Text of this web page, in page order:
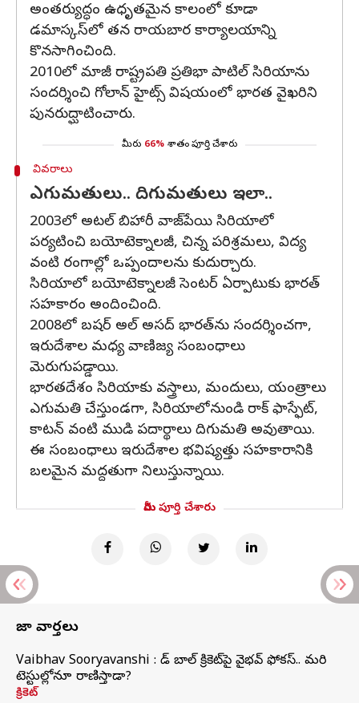
అంతర్యుద్ధం ఉధృతమైన కాలంలో కూడా
డమాస్కస్‌లో తన రాయబార కార్యాలయాన్ని
కొనసాగించింది.
2010లో మాజీ రాష్ట్రపతి ప్రతిభా పాటిల్ సిరియాను
సందర్శించి గోలాన్ హైట్స్ విషయంలో భారత వైఖరిని
పునరుద్ఘాటించారు.
మీరు 66% శాతం పూర్తి చేశారు
వివరాలు
ఎగుమతులు.. దిగుమతులు ఇలా..
2003లో అటల్ బిహారీ వాజ్‌పేయి సిరియాలో
పర్యటించి బయోటెక్నాలజీ, చిన్న పరిశ్రమలు, విద్య
వంటి రంగాల్లో ఒప్పందాలను కుదుర్చారు.
సిరియాలో బయోటెక్నాలజీ సెంటర్ ఏర్పాటుకు భారత్
సహకారం అందించింది.
2008లో బషర్ అల్ అసద్ భారత్‌ను సందర్శించగా,
ఇరుదేశాల మధ్య వాణిజ్య సంబంధాలు
మెరుగుపడ్డాయి.
భారతదేశం సిరియాకు వస్త్రాలు, మందులు, యంత్రాలు
ఎగుమతి చేస్తుండగా, సిరియాలోనుండి రాక్ ఫాస్ఫేట్,
కాటన్ వంటి ముడి పదార్థాలు దిగుమతి అవుతాయి.
ఈ సంబంధాలు ఇరుదేశాల భవిష్యత్తు సహకారానికి
బలమైన మద్దతుగా నిలుస్తున్నాయి.
మీరు పూర్తి చేశారు
తాజా వార్తలు
Vaibhav Sooryavanshi : రెడ్ బాల్ క్రికెట్‌పై వైభవ్ ఫోకస్.. మరి
టెస్టుల్లోనూ రాణిస్తాడా?
క్రికెట్